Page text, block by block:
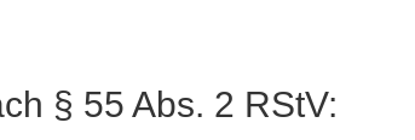
§ 55 Abs. 2 RStV: